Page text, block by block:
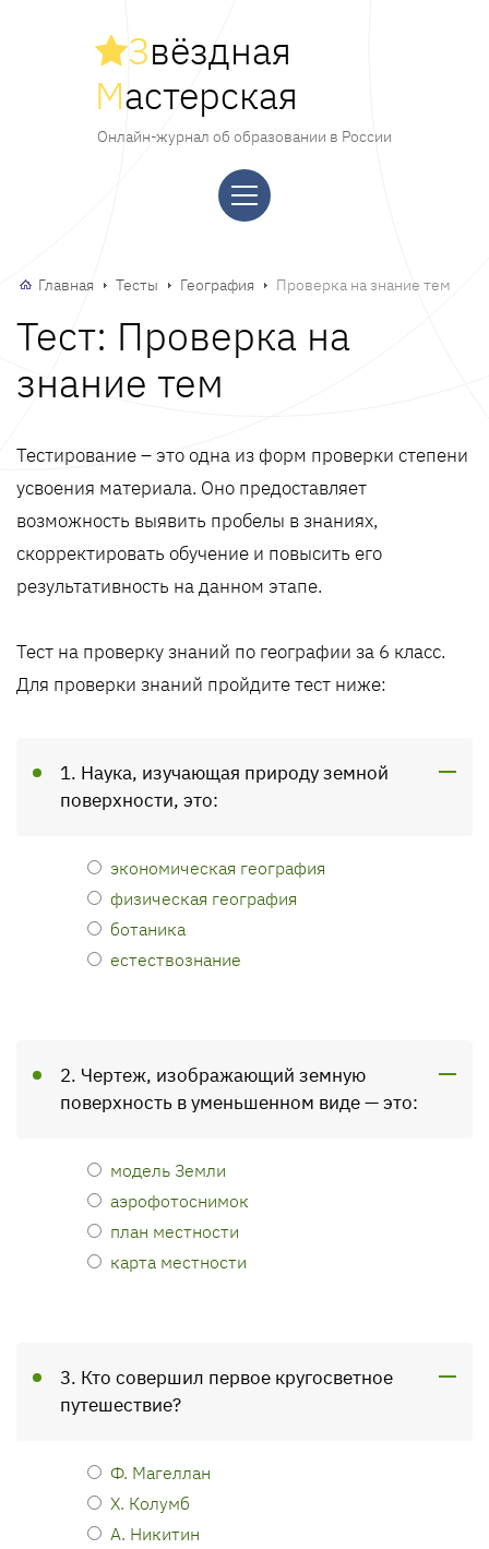
Звёздная
Мастерская
Онлайн-журнал об образовании в России
Главная Тесты География Проверка на знание тем
Тест: Проверка на
знание тем
Тестирование – это одна из форм проверки степени
усвоения материала. Оно предоставляет
возможность выявить пробелы в знаниях,
скорректировать обучение и повысить его
результативность на данном этапе.
Тест на проверку знаний по географии за 6 класс.
Для проверки знаний пройдите тест ниже:
1. Наука, изучающая природу земной
поверхности, это:
экономическая география
физическая география
ботаника
естествознание
2. Чертеж, изображающий земную
поверхность в уменьшенном виде — это:
модель Земли
аэрофотоснимок
план местности
карта местности
3. Кто совершил первое кругосветное
путешествие?
Ф. Магеллан
X. Колумб
А. Никитин